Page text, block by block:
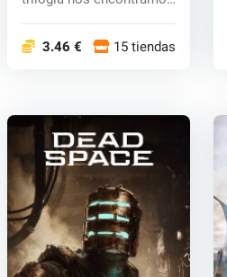
3.46 € 15 tiendas